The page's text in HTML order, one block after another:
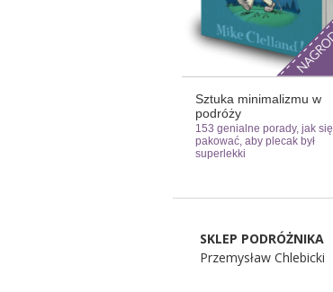
Sztuka minimalizmu w
podróży
153 genialne porady, jak się
pakować, aby plecak był
superlekki
SKLEP PODRÓŻNIKA
Przemysław Chlebicki